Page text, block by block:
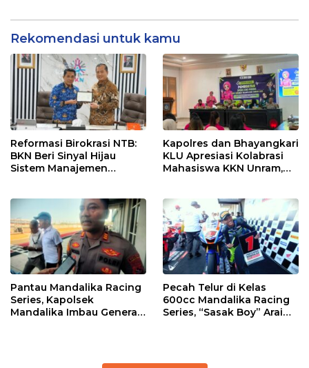
Rekomendasi untuk kamu
Reformasi Birokrasi NTB:
BKN Beri Sinyal Hijau
Sistem Manajemen
Kapolres dan Bhayangkari
KLU Apresiasi Kolabrasi
Mahasiswa KKN Unram,
Pantau Mandalika Racing
Series, Kapolsek
Mandalika Imbau Generasi
Pecah Telur di Kelas
600cc Mandalika Racing
Series, “Sasak Boy” Arai